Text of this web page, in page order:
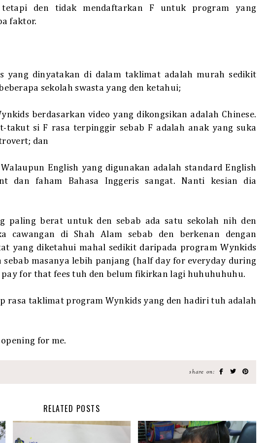
den tidak mendaftarkan F untuk program yang
faktor.
yang dinyatakan di dalam taklimat adalah murah sedikit
sekolah swasta yang den ketahui;
berdasarkan video yang dikongsikan adalah Chinese.
takut si F rasa terpinggir sebab F adalah anak yang suka
dan
English yang digunakan adalah standard English
dan faham Bahasa Inggeris sangat. Nanti kesian dia
paling berat untuk den sebab ada satu sekolah nih den
cawangan di Shah Alam sebab den berkenan dengan
yang diketahui mahal sedikit daripada program Wynkids
masanya lebih panjang (half day for everyday during
for that fees tuh den belum fikirkan lagi huhuhuhuhu.
rasa taklimat program Wynkids yang den hadiri tuh adalah
for me.
share on:
RELATED POSTS